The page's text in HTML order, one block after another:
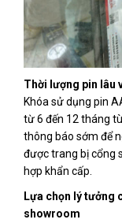
Thời lượng pin lâu
Khóa sử dụng pin
từ 6 đến 12 tháng
thông báo sớm để
được trang bị cổng
hợp khẩn cấp.
Lựa chọn lý tưởng
showroom